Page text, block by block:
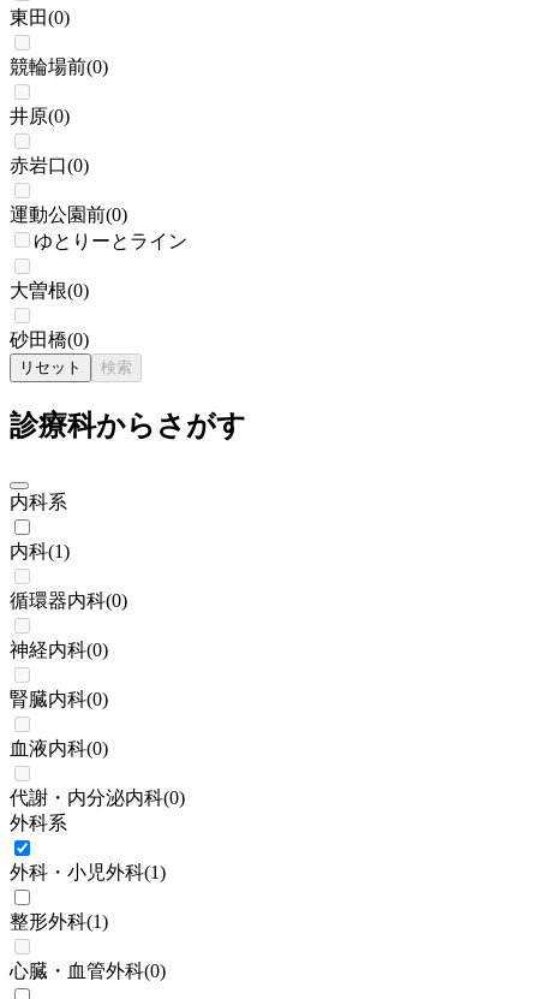
東田(0)
競輪場前(0)
井原(0)
赤岩口(0)
運動公園前(0)
ゆとりーとライン
大曽根(0)
砂田橋(0)
リセット 検索
診療科からさがす
内科系
内科(1)
循環器内科(0)
神経内科(0)
腎臓内科(0)
血液内科(0)
代謝・内分泌内科(0)
外科系
外科・小児外科(1)
整形外科(1)
心臓・血管外科(0)